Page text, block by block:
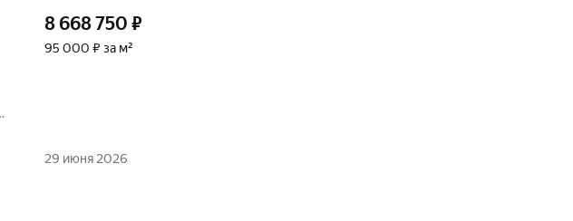
8 668 750 ₽
95 000 ₽ за м²
29 июня 2026